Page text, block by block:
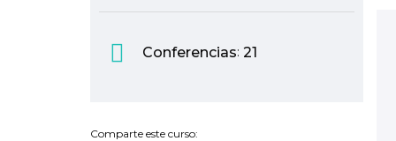
Conferencias: 21
Comparte este curso: